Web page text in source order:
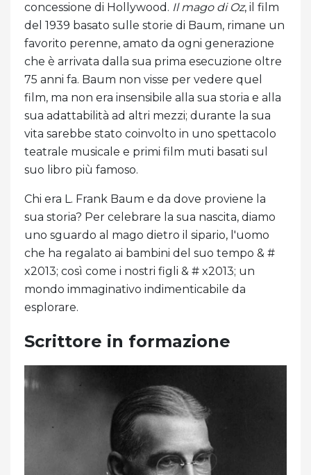
concessione di Hollywood. Il mago di Oz, il film
del 1939 basato sulle storie di Baum, rimane un
favorito perenne, amato da ogni generazione
che è arrivata dalla sua prima esecuzione oltre
75 anni fa. Baum non visse per vedere quel
film, ma non era insensibile alla sua storia e alla
sua adattabilità ad altri mezzi; durante la sua
vita sarebbe stato coinvolto in uno spettacolo
teatrale musicale e primi film muti basati sul
suo libro più famoso.
Chi era L. Frank Baum e da dove proviene la
sua storia? Per celebrare la sua nascita, diamo
uno sguardo al mago dietro il sipario, l'uomo
che ha regalato ai bambini del suo tempo & #
x2013; così come i nostri figli & # x2013; un
mondo immaginativo indimenticabile da
esplorare.
Scrittore in formazione